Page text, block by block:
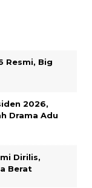
Resmi, Big
2026,
Drama Adu
Dirilis,
Berat